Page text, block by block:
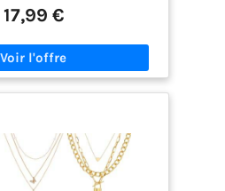
12 pièces de boucles
pièces de bracelets en or. Un
style a un style différent pour
besoins vestimentaires
présentent des styles et des
vous assurer un ajustement
vous assistiez à une occasion
formelle ou quotidienne, ces
17,99 €